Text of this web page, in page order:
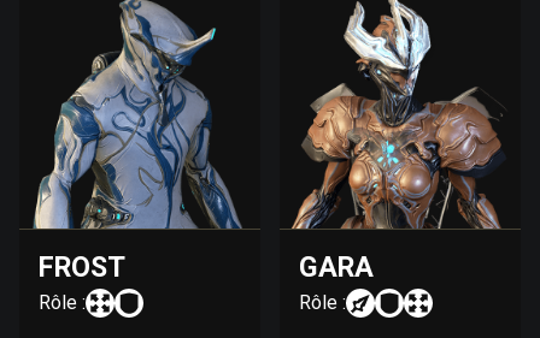
FROST
Rôle :
GARA
Rôle :